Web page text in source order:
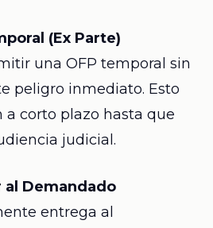
(Ex Parte)
una OFP temporal sin
peligro inmediato. Esto
a corto plazo hasta que
judicial.
al Demandado
entrega al